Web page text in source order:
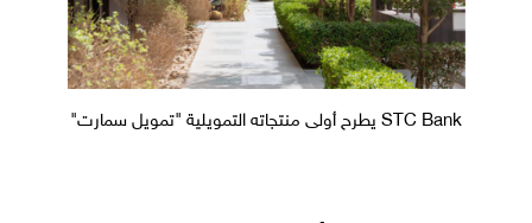
STC Bank يطرح أولى منتجاته التمويلية "تمويل سمارت"